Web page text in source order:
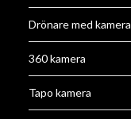
Drönare med kamera
360 kamera
Tapo kamera